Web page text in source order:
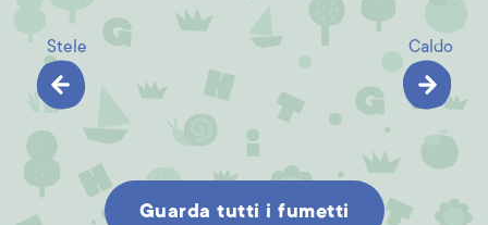
Stele Caldo
Guarda tutti i fumetti